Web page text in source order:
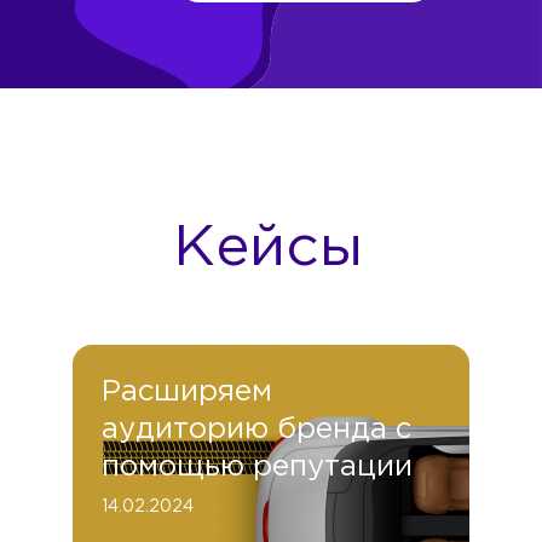
Кейсы
Расширяем
аудиторию бренда с
помощью репутации
14.02.2024